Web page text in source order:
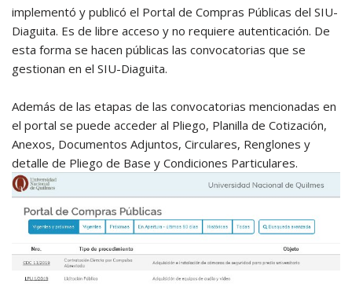
implementó y publicó el Portal de Compras Públicas del SIU-
Diaguita. Es de libre acceso y no requiere autenticación. De
esta forma se hacen públicas las convocatorias que se
gestionan en el SIU-Diaguita.
Además de las etapas de las convocatorias mencionadas en
el portal se puede acceder al Pliego, Planilla de Cotización,
Anexos, Documentos Adjuntos, Circulares, Renglones y
detalle de Pliego de Base y Condiciones Particulares.